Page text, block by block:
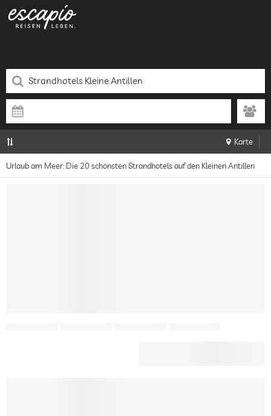
Karte
Urlaub am Meer: Die 20 schönsten Strandhotels auf den Kleinen Antillen